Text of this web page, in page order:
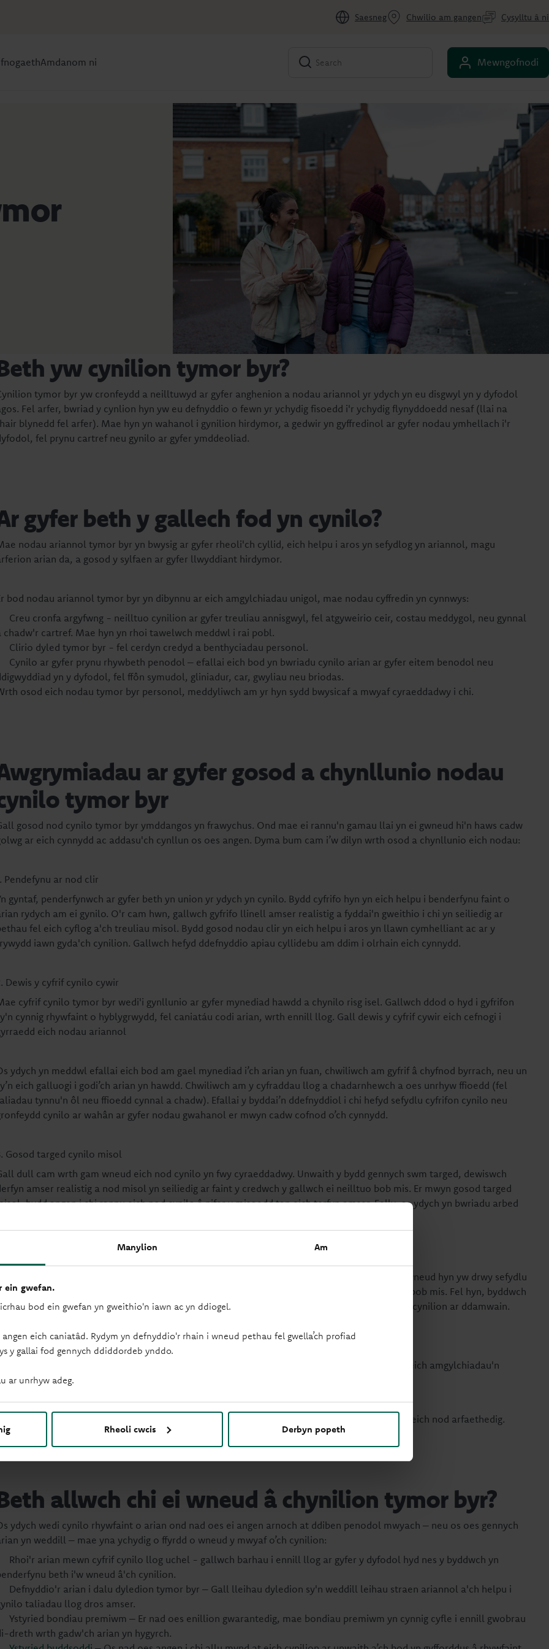
Manylion Am
ein gwefan.
bod ein gwefan yn gweithio'n iawn ac yn ddiogel.
eich caniatâd. Rydym yn defnyddio'r rhain i wneud pethau fel gwella’ch profiad
y gallai fod gennych ddiddordeb ynddo.
ar unrhyw adeg.
Rheoli cwcis Derbyn popeth
Saesneg Chwilio am gangen Cysylltu â ni
Amdanom ni Mewngofnodi
yw cynilion tymor byr?
tymor byr yw cronfeydd a neilltuwyd ar gyfer anghenion a nodau ariannol yr ydych yn eu disgwyl yn y dyfodol
Fel arfer, bwriad y cynlion hyn yw eu defnyddio o fewn yr ychydig fisoedd i'r ychydig flynyddoedd nesaf (llai na
blynedd fel arfer). Mae hyn yn wahanol i gynilion hirdymor, a gedwir yn gyffredinol ar gyfer nodau ymhellach i'r
fel prynu cartref neu gynilo ar gyfer ymddeoliad.
gyfer beth y gallech fod yn cynilo?
nodau ariannol tymor byr yn bwysig ar gyfer rheoli'ch cyllid, eich helpu i aros yn sefydlog yn ariannol, magu
arian da, a gosod y sylfaen ar gyfer llwyddiant hirdymor.
bod nodau ariannol tymor byr yn dibynnu ar eich amgylchiadau unigol, mae nodau cyffredin yn cynnwys:
Creu cronfa argyfwng - neilltuo cynilion ar gyfer treuliau annisgwyl, fel atgyweirio ceir, costau meddygol, neu gynnal
chadw'r cartref. Mae hyn yn rhoi tawelwch meddwl i rai pobl.
Clirio dyled tymor byr - fel cerdyn credyd a benthyciadau personol.
Cynilo ar gyfer prynu rhywbeth penodol – efallai eich bod yn bwriadu cynilo arian ar gyfer eitem benodol neu
yn y dyfodol, fel ffôn symudol, gliniadur, car, gwyliau neu briodas.
osod eich nodau tymor byr personol, meddyliwch am yr hyn sydd bwysicaf a mwyaf cyraeddadwy i chi.
ar gyfer gosod a chynllunio nodau
tymor byr
gosod nod cynilo tymor byr ymddangos yn frawychus. Ond mae ei rannu'n gamau llai yn ei gwneud hi'n haws cadw
ar eich cynnydd ac addasu'ch cynllun os oes angen. Dyma bum cam i’w dilyn wrth osod a chynllunio eich nodau:
Pendefynu ar nod clir
gyntaf, penderfynwch ar gyfer beth yn union yr ydych yn cynilo. Bydd cyfrifo hyn yn eich helpu i benderfynu faint o
rydych am ei gynilo. O'r cam hwn, gallwch gyfrifo llinell amser realistig a fyddai'n gweithio i chi yn seiliedig ar
fel eich cyflog a'ch treuliau misol. Bydd gosod nodau clir yn eich helpu i aros yn llawn cymhelliant ac ar y
iawn gyda'ch cynilion. Gallwch hefyd ddefnyddio apiau cyllidebu am ddim i olrhain eich cynnydd.
Dewis y cyfrif cynilo cywir
cyfrif cynilo tymor byr wedi'i gynllunio ar gyfer mynediad hawdd a chynilo risg isel. Gallwch ddod o hyd i gyfrifon
cynnig rhywfaint o hyblygrwydd, fel caniatáu codi arian, wrth ennill llog. Gall dewis y cyfrif cywir eich cefnogi i
eich nodau ariannol
ydych yn meddwl efallai eich bod am gael mynediad i’ch arian yn fuan, chwiliwch am gyfrif â chyfnod byrrach, neu un
eich galluogi i godi’ch arian yn hawdd. Chwiliwch am y cyfraddau llog a chadarnhewch a oes unrhyw ffioedd (fel
tynnu'n ôl neu ffioedd cynnal a chadw). Efallai y byddai’n ddefnyddiol i chi hefyd sefydlu cyfrifon cynilo neu
cynilo ar wahân ar gyfer nodau gwahanol er mwyn cadw cofnod o’ch cynnydd.
Gosod targed cynilo misol
dull cam wrth gam wneud eich nod cynilo yn fwy cyraeddadwy. Unwaith y bydd gennych swm targed, dewiswch
amser realistig a nod misol yn seiliedig ar faint y credwch y gallwch ei neilltuo bob mis. Er mwyn gosod targed
bydd angen i chi rannu eich nod cynilo â nifer y misoedd tan eich terfyn amser. Felly, os ydych yn bwriadu arbed
Gall awtomeiddio eich cynilion symleiddio'r broses a'ch cadw ar y trywydd iawn. Un ffordd o wneud hyn yw drwy sefydlu
uniongyrchol neu reol sefydlog i drosglwyddo swm penodol i'ch cyfrif cynilo tymor byr bob mis. Fel hyn, byddwch
gwybod faint sydd gennych ar ôl am weddill y mis ac rydych yn llai tebygol o ddefnyddio’ch cynilion ar ddamwain.
5. Olrhain cynnydd ac addasu yn ôl yr angen
Adolygwch eich cynilion yn rheolaidd i sicrhau bod eich cynllun yn dal i weithio i chi. Os bydd eich amgylchiadau'n
efallai y bydd angen i chi addasu eich targed cynilo misol neu eich amserlen.
Arfer da yw gwirio'ch cynilion o leiaf unwaith y mis i gymharu arbedion gwirioneddol yn erbyn eich nod arfaethedig.
allwch chi ei wneud â chynilion tymor byr?
ydych wedi cynilo rhywfaint o arian ond nad oes ei angen arnoch at ddiben penodol mwyach – neu os oes gennych
yn weddill – mae yna ychydig o ffyrdd o wneud y mwyaf o’ch cynilion:
Rhoi'r arian mewn cyfrif cynilo llog uchel - gallwch barhau i ennill llog ar gyfer y dyfodol hyd nes y byddwch yn
beth i'w wneud â'ch cynilion.
Defnyddio'r arian i dalu dyledion tymor byr – Gall lleihau dyledion sy'n weddill leihau straen ariannol a'ch helpu i
taliadau llog dros amser.
Ystyried bondiau premiwm – Er nad oes enillion gwarantedig, mae bondiau premiwm yn cynnig cyfle i ennill gwobrau
dreth wrth gadw'ch arian yn hygyrch.